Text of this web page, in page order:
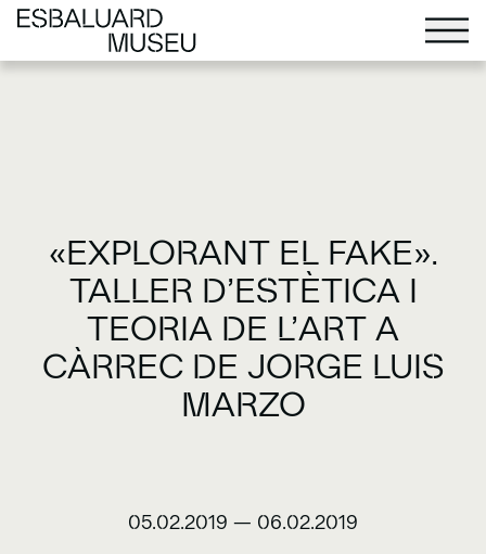
«EXPLORANT EL FAKE».
TALLER D’ESTÈTICA I
TEORIA DE L’ART A
CÀRREC DE JORGE LUIS
MARZO
05.02.2019 — 06.02.2019